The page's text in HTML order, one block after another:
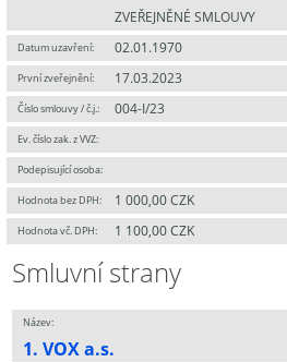
ZVEŘEJNĚNÉ SMLOUVY
Datum uzavření: 02.01.1970
První zveřejnění: 17.03.2023
Číslo smlouvy / č.j.: 004-I/23
Ev. číslo zak. z VVZ:
Podepisující osoba:
Hodnota bez DPH: 1 000,00 CZK
Hodnota vč. DPH: 1 100,00 CZK
Smluvní strany
Název:
1. VOX a.s.